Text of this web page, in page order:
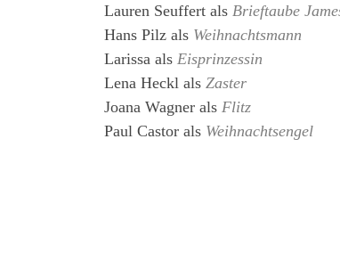
Lauren Seuffert als Brieftaube
Hans Pilz als Weihnachtsmann
Larissa als Eisprinzessin
Lena Heckl als Zaster
Joana Wagner als Flitz
Paul Castor als Weihnachtsengel